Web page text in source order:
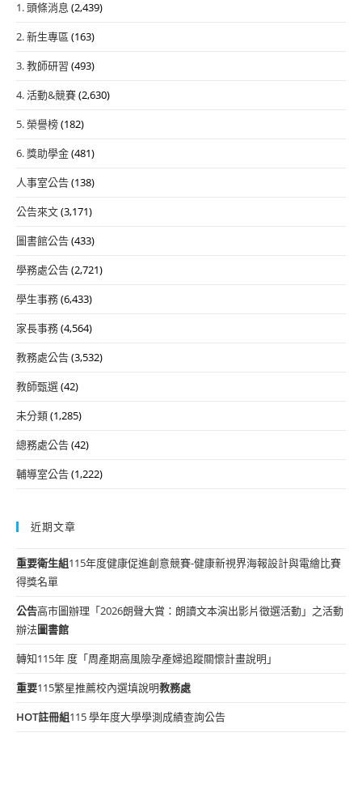
1. 頭條消息 (2,439)
2. 新生專區 (163)
3. 教師研習 (493)
4. 活動&競賽(2,630)
5. 榮譽榜(182)
6. 獎助學金(481)
人事室公告(138)
公告來文(3,171)
圖書館公告(433)
學務處公告(2,721)
學生事務(6,433)
家長事務(4,564)
教務處公告(3,532)
教師甄選(42)
未分類(1,285)
總務處公告(42)
輔導室公告(1,222)
近期文章
重要衛生組115年度健康促進創意競賽-健康新視界海報設計與電繪比賽
得獎名單
公告高市圖辦理「2026朗聲大賞：朗讀文本演出影片徵選活動」之活動
辦法圖書館
轉知115年 度「周產期高風險孕產婦追蹤關懷計畫說明」
重要115繁星推薦校內選填說明教務處
HOT註冊組115 學年度大學學測成績查詢公告